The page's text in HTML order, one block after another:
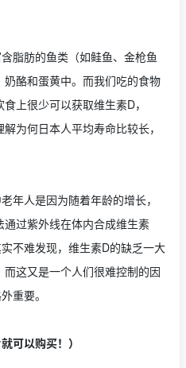
脂肪的鱼类（如鲑鱼、金枪鱼
酪和蛋黄中。而我们吃的食物
上很少可以获取维生素D，
为何日本人平均寿命比较长，
年人是因为随着年龄的增长，
过紫外线在体内合成维生素
不难发现，维生素D的缺乏一大
这又是一个人们很难控制的因
重要。
可以购买！）